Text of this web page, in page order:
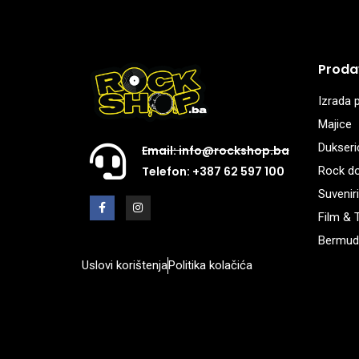
Email: info@rockshop.ba
Telefon: +387 62 597 100
Izrada
Majice
Rock
Suveniri
Film &
Uslovi korištenjaPolitika kolačića